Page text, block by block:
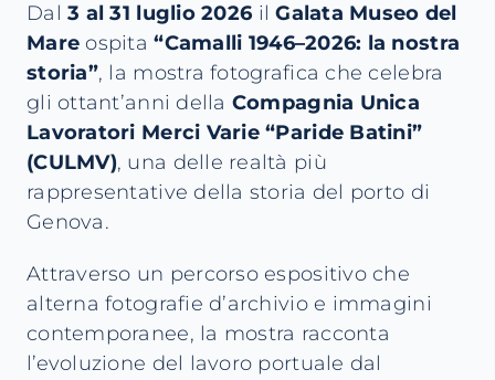
Dal3 al 31 luglio 2026 ilGalata Museo del
Mare ospita“Camalli 1946–2026: la nostra
storia”, la mostra fotografica che celebra
gli ottant’anni della Compagnia Unica
Lavoratori Merci Varie “Paride Batini”
(CULMV), una delle realtà più
rappresentative della storia del porto di
Genova.
Attraverso un percorso espositivo che
alterna fotografie d’archivio e immagini
contemporanee, la mostra racconta
l’evoluzione del lavoro portuale dal